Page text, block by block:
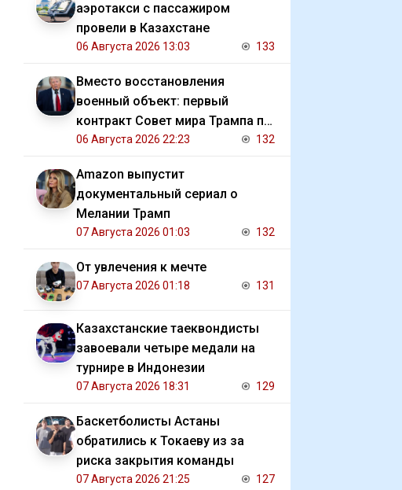
аэротакси с пассажиром
провели в Казахстане
06 Августа 2026 13:03 133
Вместо восстановления
военный объект: первый
контракт Совет мира Трампа по
Газе
06 Августа 2026 22:23 132
Amazon выпустит
документальный сериал о
Мелании Трамп
07 Августа 2026 01:03 132
От увлечения к мечте
07 Августа 2026 01:18 131
Казахстанские таеквондисты
завоевали четыре медали на
турнире в Индонезии
07 Августа 2026 18:31 129
Баскетболисты Астаны
обратились к Токаеву из за
риска закрытия команды
07 Августа 2026 21:25 127